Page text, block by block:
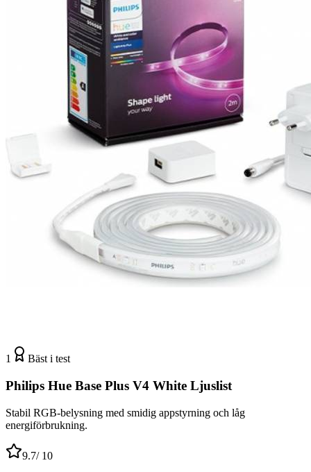
1 Bäst i test
Philips Hue Base Plus V4 White Ljuslist
Stabil RGB-belysning med smidig appstyrning och låg
energiförbrukning.
9.7/ 10